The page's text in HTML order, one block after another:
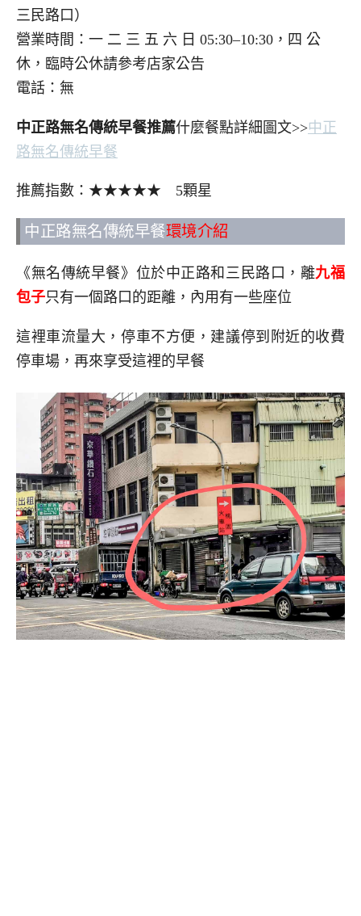
三民路口）
營業時間：一 二 三 五 六 日 05:30–10:30，四 公
休，臨時公休請參考店家公告
電話：無
中正路無名傳統早餐推薦什麼餐點詳細圖文>>中正
路無名傳統早餐
推薦指數：★★★★★ 5顆星
中正路無名傳統早餐環境介紹
《無名傳統早餐》位於中正路和三民路口，離九福
包子只有一個路口的距離，內用有一些座位
這裡車流量大，停車不方便，建議停到附近的收費
停車場，再來享受這裡的早餐